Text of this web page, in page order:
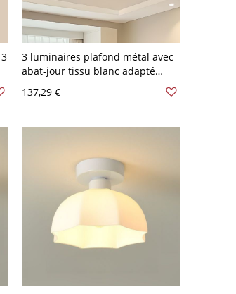
3 luminaires plafond métal avec
abat-jour tissu blanc adapté
usage résidentiel, 110V-120V, 12"
137,29 €